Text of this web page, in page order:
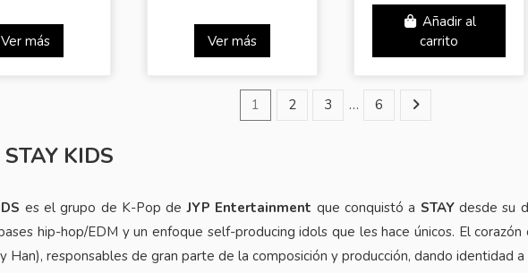
Ver más Ver más
Añadir al
carrito
1 2 3 … 6
KIDS
es el grupo de K-Pop deJYP Entertainment que conquistó a STAYdesde su
hip-hop/EDM y un enfoque self-producing idols que les hace únicos. El
Han), responsables de gran parte de la composición y producción, dando identidad a